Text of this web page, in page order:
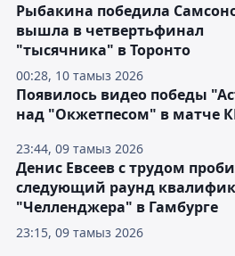
00:28, 10 тамыз 2026
Рыбакина победила
вышла в четвертьфинал
"тысячника" в Торонто
23:44, 09 тамыз 2026
Появилось видео победы
над "Окжетпесом" в матче
23:15, 09 тамыз 2026
Денис Евсеев с трудом
следующий раунд
"Челленджера" в Гамбурге